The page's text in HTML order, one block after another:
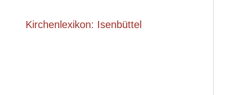
Kirchenlexikon: Isenbüttel